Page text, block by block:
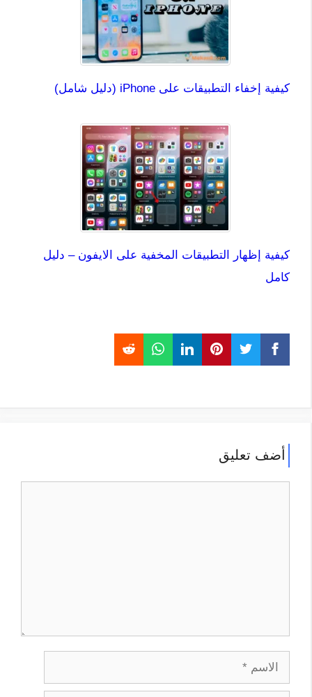
كيفية إخفاء التطبيقات على iPhone (دليل شامل)
كيفية إظهار التطبيقات المخفية على الايفون – دليل
كامل
أضف تعليق
الاسم